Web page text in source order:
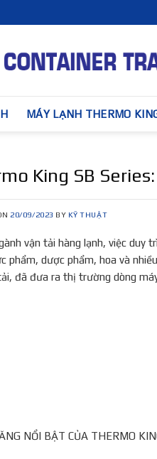
MÁY LẠNH THERMO
King SB
20/09/2023 BY KỸ THUẬT
vận tải hàng lạnh, việc duy
phẩm, dược phẩm, hoa và
đã đưa ra thị trường dòng
NỔI BẬT CỦA THERMO